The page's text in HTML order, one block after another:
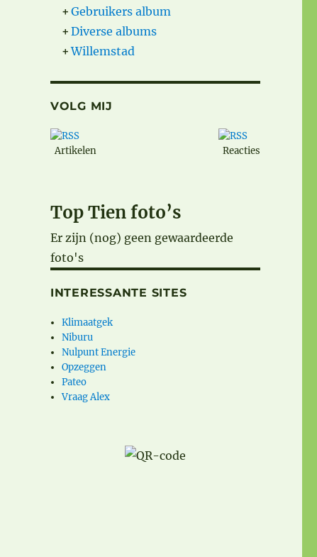
+ Gebruikers album
+ Diverse albums
+Willemstad
VOLG MIJ
Artikelen Reacties
Top Tien foto’s
Er zijn (nog) geen gewaardeerde
foto's
INTERESSANTE SITES
Klimaatgek
Niburu
Nulpunt Energie
Opzeggen
Pateo
Vraag Alex